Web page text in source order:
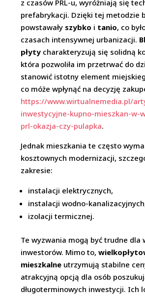
z czasów PRL-u, wyróżniają się
prefabrykacji. Dzięki tej metodzie
powstawały szybko i tanio, co
czasach intensywnej urbanizacji.
płyty charakteryzują się solidną
która pozwoliła im przetrwać do
stanowić istotny element
co móże wpłynąć na decyzję
https://www.wirtualnemedia.pl/
inwestycyjne-kupno-mieszkan-w-
prl-okazja-czy-pulapka.
Jednak mieszkania te często
kosztownych modernizacji,
zakresie:
instalacji elektrycznych,
instalacji wodno-
izolacji termicznej.
Te wyzwania mogą być trudne dla
inwestorów. Mimo to,
mieszkalne utrzymują stabilne
atrakcyjną opcją dla osób
długoterminowych inwestycji. Ich